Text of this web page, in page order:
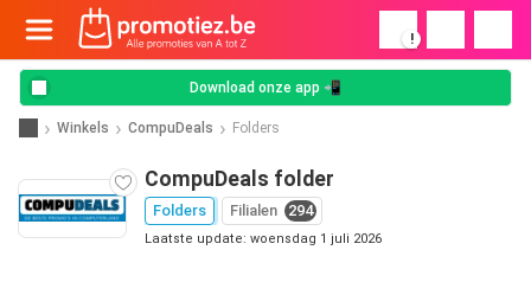
!
Download onze app 📲
Winkels CompuDeals Folders
CompuDeals folder
Folders Filialen 294
Laatste update: woensdag 1 juli 2026